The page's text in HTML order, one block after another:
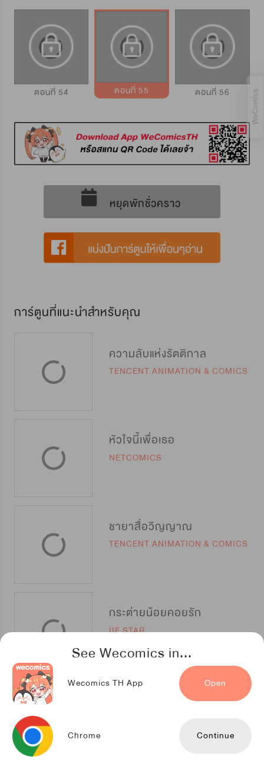
See Wecomics in...
Wecomics TH App Open
Chrome Continue
ตอนที่ 54 ตอนที่ 55 ตอนที่ 56
หยุดพักชั่วคราว
การ์ตูนที่แนะนำสำหรับคุณ
ความลับแห่งรัตติกาล
TENCENT ANIMATION & COMICS
หัวใจนี้เพื่อเธอ
NETCOMICS
ชายาสื่อวิญญาณ
TENCENT ANIMATION & COMICS
กระต่ายน้อยคอยรัก
IIE STAR
เชื่อมรักอสูรกายร้าย